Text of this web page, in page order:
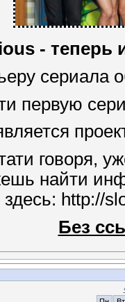
- теперь
сериала
первую
говоря,
найти
http://
Без